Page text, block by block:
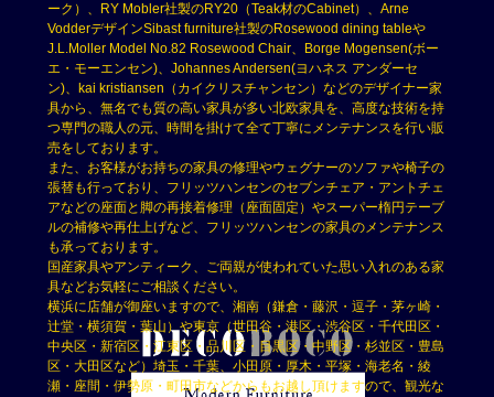
ーク）、RY Mobler社製のRY20（Teak材のCabinet）、Arne
VodderデザインSibast furniture社製のRosewood dining tableや
J.L.Moller Model No.82 Rosewood Chair、Borge Mogensen(ボー
エ・モーエンセン)、Johannes Andersen(ヨハネス アンダーセ
ン)、kai kristiansen（カイクリスチャンセン）などのデザイナー家
具から、無名でも質の高い家具が多い北欧家具を、高度な技術を持
つ専門の職人の元、時間を掛けて全て丁寧にメンテナンスを行い販
売をしております。
また、お客様がお持ちの家具の修理やウェグナーのソファや椅子の
張替も行っており、フリッツハンセンのセブンチェア・アントチェ
アなどの座面と脚の再接着修理（座面固定）やスーパー楕円テーブ
ルの補修や再仕上げなど、フリッツハンセンの家具のメンテナンス
も承っております。
国産家具やアンティーク、ご両親が使われていた思い入れのある家
具などお気軽にご相談ください。
横浜に店舗が御座いますので、湘南（鎌倉・藤沢・逗子・茅ヶ崎・
辻堂・横須賀・葉山）や東京（世田谷・港区・渋谷区・千代田区・
中央区・新宿区・江東区・品川区・目黒区・中野区・杉並区・豊島
区・大田区など）埼玉・千葉、小田原・厚木・平塚・海老名・綾
瀬・座間・伊勢原・町田市などからもお越し頂けますので、観光な